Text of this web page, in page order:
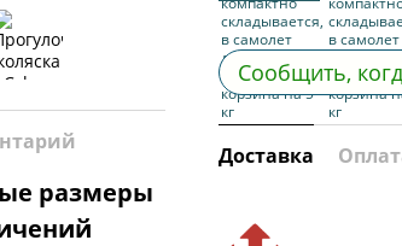
размеры
Сообщить,
Доставка